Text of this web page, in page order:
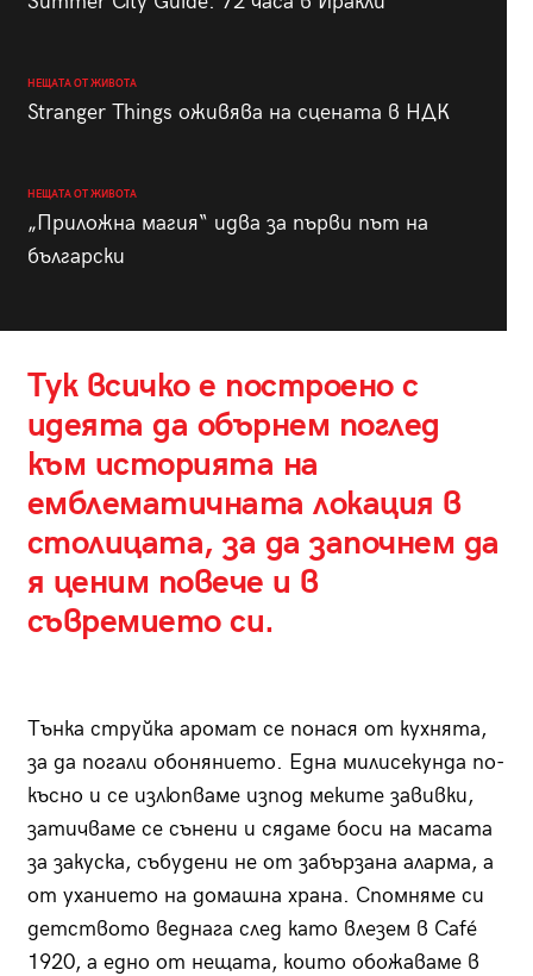
НЕЩАТА ОТ ЖИВОТА
Stranger Things оживява на сцената в НДК
НЕЩАТА ОТ ЖИВОТА
„Приложна магия“ идва за първи път на
български
Тук всичко е построено с
идеята да обърнем поглед
към историята на
емблематичната локация в
столицата, за да започнем да
я ценим повече и в
съвремието си.
Тънка струйка аромат се понася от кухнята,
за да погали обонянието. Една милисекунда по-
късно и се излюпваме изпод меките завивки,
затичваме се сънени и сядаме боси на масата
за закуска, събудени не от забързана аларма, а
от уханието на домашна храна. Спомняме си
детството веднага след като влезем в Café
1920, а едно от нещата, които обожаваме в